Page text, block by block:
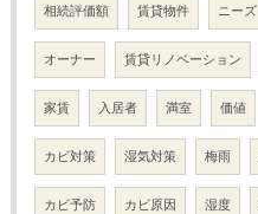
相続評価額 賃貸物件 ニーズ
オーナー 賃貸リノベーション
家賃 入居者 満室 価値
カビ対策 湿気対策 梅雨
カビ予防 カビ原因 湿度